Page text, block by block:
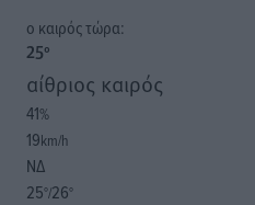
o καιρός τώρα:
25°
αίθριος καιρός
41%
19km/h
ΝΔ
25°/26°